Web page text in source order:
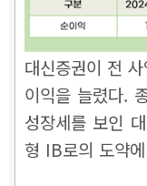
대신증권이 전
이익을 늘렸다.
성장세를 보인
형 IB로의 도약